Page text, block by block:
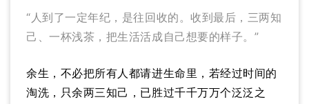
“人到了一定年纪，是往回收的。收到最后，三两知
己、一杯浅茶，把生活活成自己想要的样子。”
余生，不必把所有人都请进生命里，若经过时间的
淘洗，只余两三知己，已胜过千千万万个泛泛之